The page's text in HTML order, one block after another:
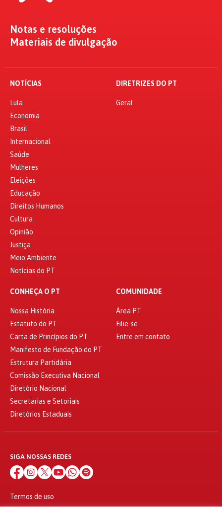
Notas e resoluções
Materiais de divulgação
NOTÍCIAS
Lula
Economia
Brasil
Internacional
Saúde
Mulheres
Eleições
Educação
Direitos Humanos
Cultura
Opinião
Justiça
Meio Ambiente
Notícias do PT
DIRETRIZES DO PT
Geral
CONHEÇA O PT
Nossa História
Estatuto do PT
Carta de Princípios do PT
Manifesto de Fundação do PT
Estrutura Partidária
Comissão Executiva Nacional
Diretório Nacional
Secretarias e Setoriais
Diretórios Estaduais
COMUNIDADE
Área PT
Filie-se
Entre em contato
SIGA NOSSAS REDES
Termos de uso